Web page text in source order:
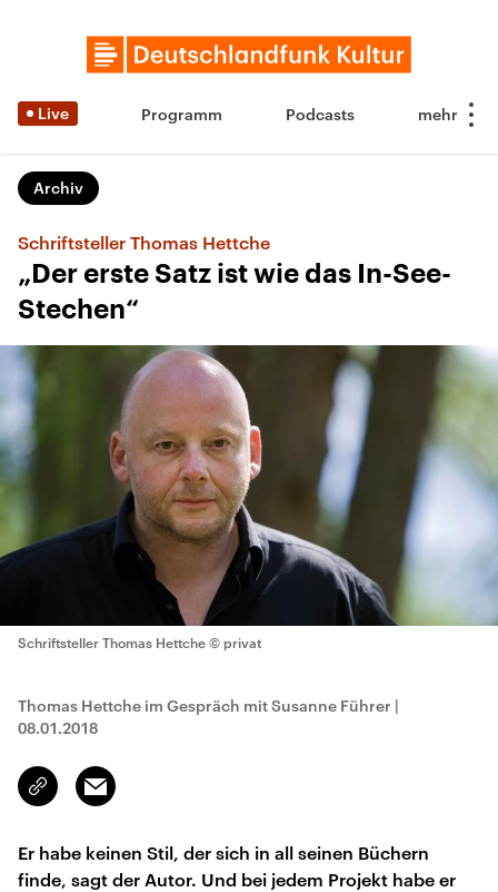
Live Programm Podcasts
Archiv
Schriftsteller Thomas Hettche
„Der erste Satz ist wie das In-See-
Stechen“
Schriftsteller Thomas Hettche © privat
Thomas Hettche im Gespräch mit Susanne Führer |
08.01.2018
Link
kopieren/teilen
Email
Er habe keinen Stil, der sich in all seinen Büchern
finde, sagt der Autor. Und bei jedem Projekt habe er